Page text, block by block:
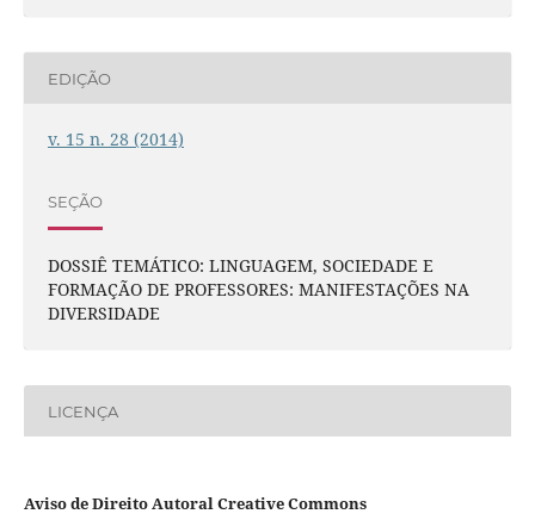
EDIÇÃO
v. 15 n. 28 (2014)
SEÇÃO
DOSSIÊ TEMÁTICO: LINGUAGEM, SOCIEDADE E
FORMAÇÃO DE PROFESSORES: MANIFESTAÇÕES NA
DIVERSIDADE
LICENÇA
Aviso de Direito Autoral Creative Commons